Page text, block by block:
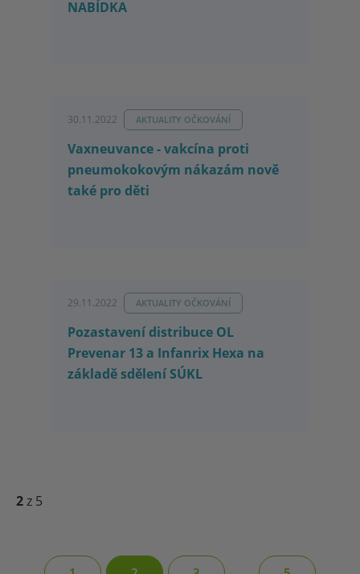
NABÍDKA
30.11.2022 AKTUALITY OČKOVÁNÍ
Vaxneuvance - vakcína proti
pneumokokovým nákazám nově
také pro děti
29.11.2022 AKTUALITY OČKOVÁNÍ
Pozastavení distribuce OL
Prevenar 13 a Infanrix Hexa na
základě sdělení SÚKL
2z 5